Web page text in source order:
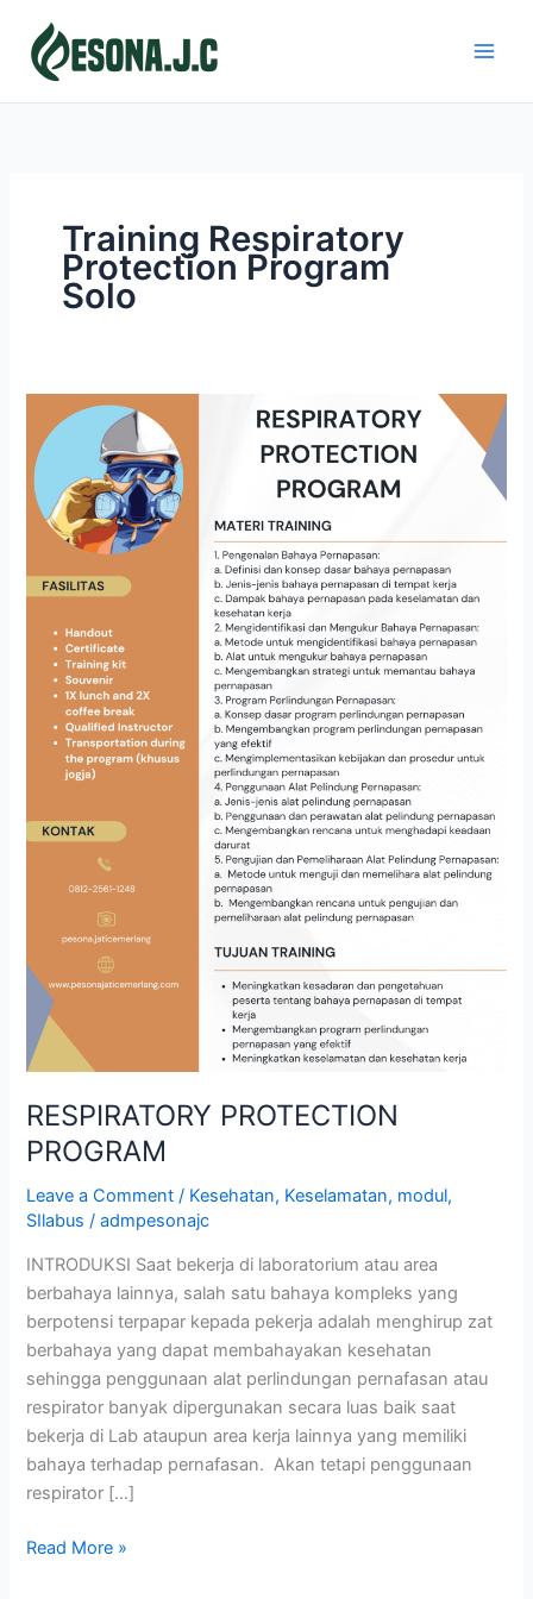
content
Training Respiratory
Protection Program
Solo
RESPIRATORY PROTECTION
PROGRAM
Leave a Comment / Kesehatan, Keselamatan, modul,
SIlabus /admpesonajc
INTRODUKSI Saat bekerja di laboratorium atau area
berbahaya lainnya, salah satu bahaya kompleks yang
berpotensi terpapar kepada pekerja adalah menghirup zat
berbahaya yang dapat membahayakan kesehatan
sehingga penggunaan alat perlindungan pernafasan atau
respirator banyak dipergunakan secara luas baik saat
bekerja di Lab ataupun area kerja lainnya yang memiliki
bahaya terhadap pernafasan. Akan tetapi penggunaan
respirator […]
RESPIRATORY
PROTECTION
PROGRAM
Read More »